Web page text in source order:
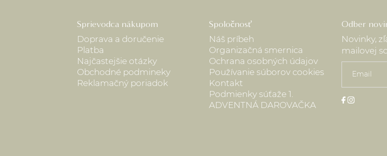
Sprievodca nákupom
Doprava a doručenie
Platba
Najčastejšie otázky
Obchodné podmineky
Reklamačný poriadok
Spoločnosť
Náš príbeh
Organizačná smernica
Ochrana osobných údajov
Používanie súborov cookies
Kontakt
Podmienky súťaže 1.
ADVENTNÁ DAROVAČKA
Odber
Novinky,
mailovej